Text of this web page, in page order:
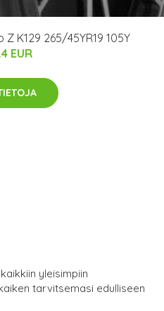
K129 265/45YR19 105Y
EUR
yleisimpiin
tarvitsemasi edulliseen